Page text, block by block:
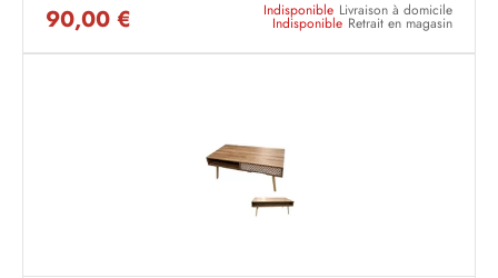
90,00 € Indisponible Livraison à domicile
Indisponible Retrait en magasin